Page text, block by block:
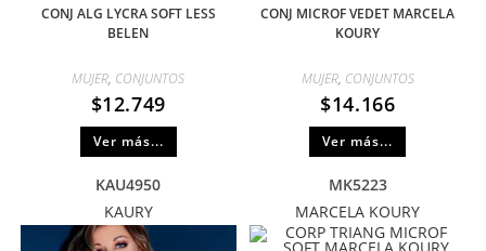
CONJ ALG LYCRA SOFT LESS
BELEN
MUJER, CONJUNTOS
$12.749
Ver más...
CONJ MICROF VEDET MARCELA
KOURY
MUJER, CONJUNTOS
$14.166
Ver más...
KAU4950
KAURY
MK5223
MARCELA KOURY